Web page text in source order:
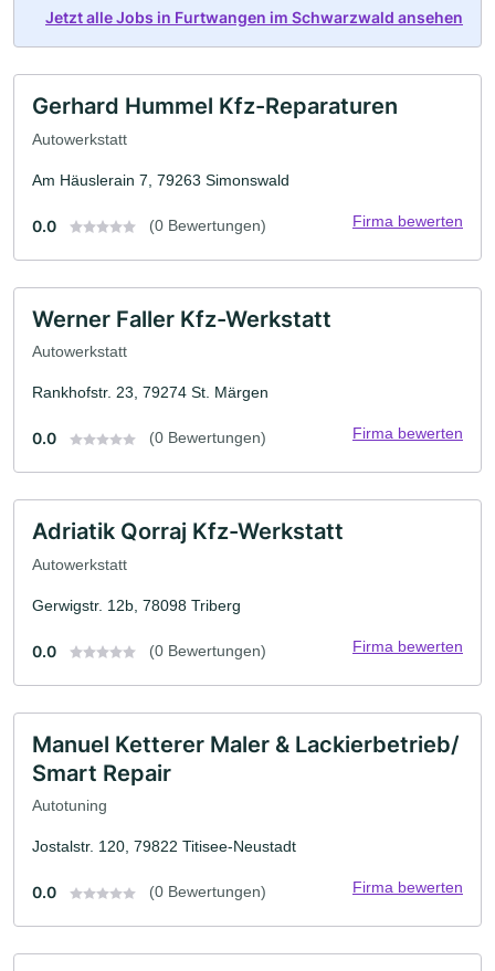
Jetzt alle Jobs in Furtwangen im Schwarzwald ansehen
Gerhard Hummel Kfz-Reparaturen
Autowerkstatt
Am Häuslerain 7, 79263 Simonswald
0.0 (0 Bewertungen) Firma bewerten
Werner Faller Kfz-Werkstatt
Autowerkstatt
Rankhofstr. 23, 79274 St. Märgen
0.0 (0 Bewertungen) Firma bewerten
Adriatik Qorraj Kfz-Werkstatt
Autowerkstatt
Gerwigstr. 12b, 78098 Triberg
0.0 (0 Bewertungen) Firma bewerten
Manuel Ketterer Maler & Lackierbetrieb/
Smart Repair
Autotuning
Jostalstr. 120, 79822 Titisee-Neustadt
0.0 (0 Bewertungen) Firma bewerten